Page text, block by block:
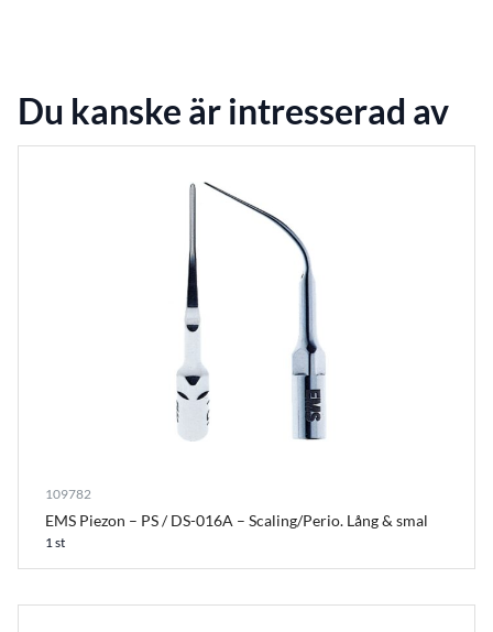
Du kanske är intresserad av
109782
EMS Piezon – PS / DS-016A – Scaling/Perio. Lång & smal
1 st